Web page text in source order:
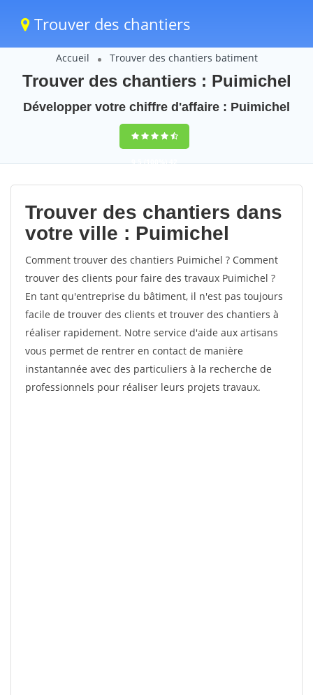
Trouver des chantiers
Accueil Trouver des chantiers batiment
Trouver des chantiers : Puimichel
Développer votre chiffre d'affaire : Puimichel
9,5(100%)42
votes
Trouver des chantiers dans
votre ville : Puimichel
Comment trouver des chantiers Puimichel ? Comment
trouver des clients pour faire des travaux Puimichel ?
En tant qu'entreprise du bâtiment, il n'est pas toujours
facile de trouver des clients et trouver des chantiers à
réaliser rapidement. Notre service d'aide aux artisans
vous permet de rentrer en contact de manière
instantannée avec des particuliers à la recherche de
professionnels pour réaliser leurs projets travaux.